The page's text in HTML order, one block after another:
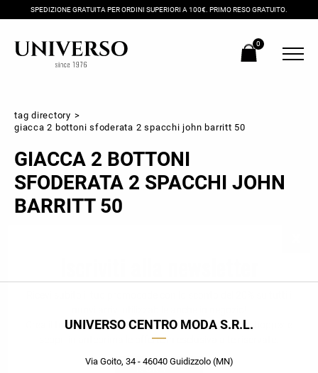
SPEDIZIONE GRATUITA PER ORDINI SUPERIORI A 100€. PRIMO RESO GRATUITO.
0
tag directory >
giacca 2 bottoni sfoderata 2 spacchi john barritt 50
GIACCA 2 BOTTONI
SFODERATA 2 SPACCHI JOHN
BARRITT 50
UNIVERSO CENTRO MODA S.R.L.
Via Goito, 34 - 46040 Guidizzolo (MN)
Crea il tuo stile grazie ai consigli dei nostri personal shopper e
scopri in anteprima le offerte in esclusiva a te riservate.